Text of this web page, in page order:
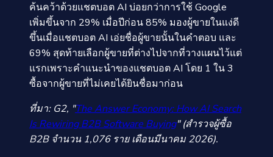
ค้นคว้าด้วยแชตบอต AI บ่อยกว่าการใช้ Google
เพิ่มขึ้นจาก 29% เมื่อปีก่อน 85% มองผู้ขายในแง่ดี
ขึ้นเมื่อแชตบอต AI เอ่ยชื่อผู้ขายนั้นในคำตอบ และ
69% สุดท้ายเลือกผู้ขายที่ต่างไปจากที่วางแผนไว้แต่
แรกเพราะคำแนะนำของแชตบอต AI โดย 1 ใน 3
ซื้อจากผู้ขายที่ไม่เคยได้ยินชื่อมาก่อน
ที่มา: G2, "The Answer Economy: How AI Search
Is Rewiring B2B Software Buying" (สำรวจผู้ซื้อ
B2B จำนวน 1,076 ราย เดือนมีนาคม 2026).